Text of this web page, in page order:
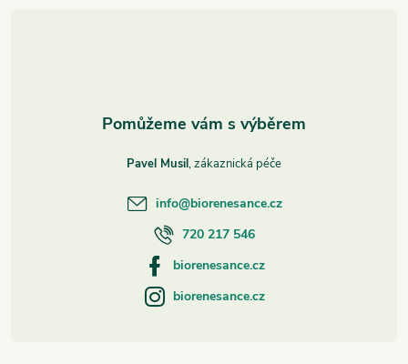
Pavel Musil
info@biorenesance.cz
720 217 546
biorenesance.cz
biorenesance.cz